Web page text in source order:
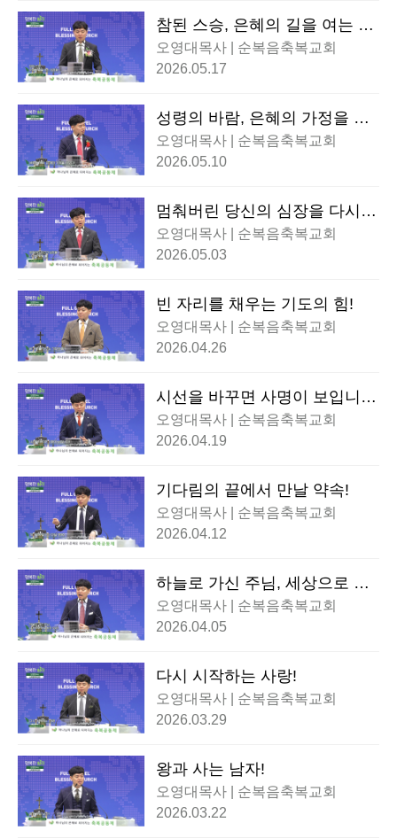
참된 스승, 은혜의 길을 여는 이
정표!
오영대목사 | 순복음축복교회
2026.05.17
성령의 바람, 은혜의 가정을 세
우다!
오영대목사 | 순복음축복교회
2026.05.10
멈춰버린 당신의 심장을 다시
뛰게 할 불!
오영대목사 | 순복음축복교회
2026.05.03
빈 자리를 채우는 기도의 힘!
오영대목사 | 순복음축복교회
2026.04.26
시선을 바꾸면 사명이 보입니
다!
오영대목사 | 순복음축복교회
2026.04.19
기다림의 끝에서 만날 약속!
오영대목사 | 순복음축복교회
2026.04.12
하늘로 가신 주님, 세상으로 보
냄받은 우리!
오영대목사 | 순복음축복교회
2026.04.05
다시 시작하는 사랑!
오영대목사 | 순복음축복교회
2026.03.29
왕과 사는 남자!
오영대목사 | 순복음축복교회
2026.03.22